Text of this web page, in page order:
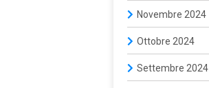
Novembre 2024
Ottobre 2024
Settembre 2024